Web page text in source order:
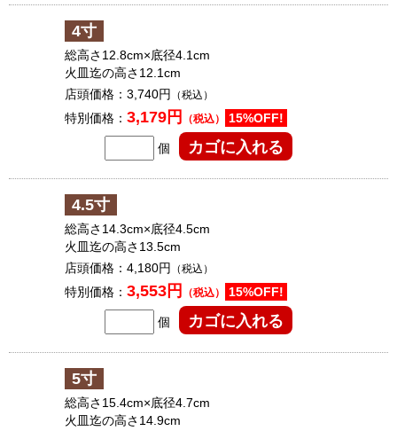
4寸
総高さ12.8cm×底径4.1cm
火皿迄の高さ12.1cm
店頭価格： 3,740円 （税込）
特別価格： 3,179円 （税込） 15%OFF!
個
4.5寸
総高さ14.3cm×底径4.5cm
火皿迄の高さ13.5cm
店頭価格： 4,180円 （税込）
特別価格： 3,553円 （税込） 15%OFF!
個
5寸
総高さ15.4cm×底径4.7cm
火皿迄の高さ14.9cm